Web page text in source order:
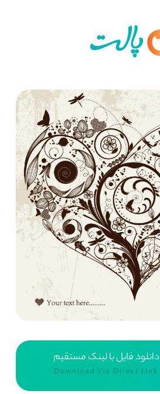
دانلود فایل با لینک مستقیم
Download Via Direct Link